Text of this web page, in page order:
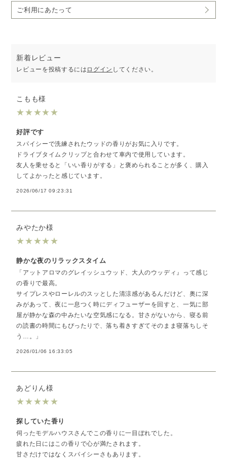
ご利用にあたって
新着レビュー
レビューを投稿するには ログイン してください。
こもも様
★★★★★
好評です
スパイシーで洗練されたウッドの香りがお気に入りです。
ドライブタイムクリップと合わせて車内で使用しています。
友人を乗せると「いい香りがする」と褒められることが多く、購入
してよかったと感じています。
2026/06/17 09:23:31
みやたか様
★★★★★
静かな夜のリラックスタイム
「アットアロマのグレイッシュウッド、大人のウッディ』って感じ
の香りで最高。
サイプレスやローレルのスッとした清涼感があるんだけど、奥に深
みがあって、夜に一息つく時にディフューザーを回すと、一気に部
屋が静かな森の中みたいな空気感になる。甘さがないから、寝る前
の読書の時間にもぴったりで、落ち着きすぎてそのまま寝落ちしそ
う…。」
2026/01/06 16:33:05
あどりん様
★★★★★
探していた香り
伺ったモデルハウスさんでこの香りに一目ぼれでした。
疲れた日にはこの香りで心が満たされます。
甘さだけではなくスパイシーさもあります。